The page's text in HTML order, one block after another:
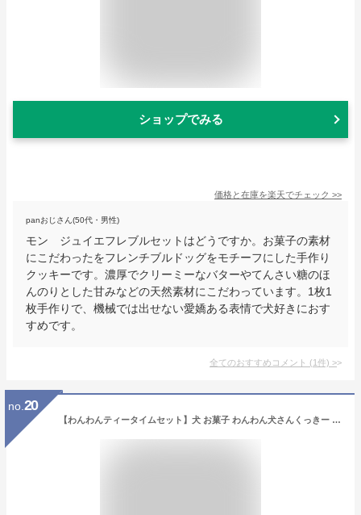
ショップでみる
価格と在庫を楽天でチェック >>
panおじさん(50代・男性)
モン ジュイエフレブルセットはどうですか。お菓子の素材
にこだわったをフレンチブルドッグをモチーフにした手作り
クッキーです。濃厚でクリーミーなバターやてんさい糖のほ
んのりとした甘みなどの天然素材にこだわっています。1枚1
枚手作りで、機械では出せない愛嬌ある表情で犬好きにおす
すめです。
全てのおすすめコメント (1件) >
no. 20
【わんわんティータイムセット】犬 お菓子 わんわん犬さんくっきー クッキー ( 10枚入 ) & わん紅茶 静岡県産 ティーバッグ (2種セット) メープル バタークッキー Cookie inu いぬ イヌ Dog ドッグ チワワ プードル 柴犬 フレンチブルドッグ お菓子 2023 送料無料